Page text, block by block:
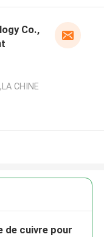
Co.,
CHINE
de cuivre pour